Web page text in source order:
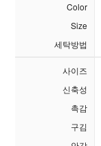
Color
Size
세탁방법
사이즈
신축성
촉감
구김